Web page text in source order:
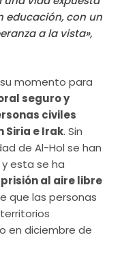
educación, con un
a la vista»,
momento para
seguro y
civiles
Siria e Irak. Sin
de Al-Hol se han
esta se ha
prisión al aire libre
que las personas
en diciembre de